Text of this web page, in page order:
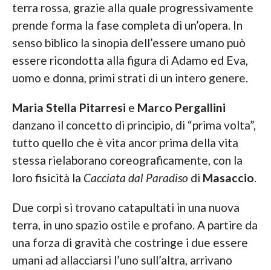
terra rossa, grazie alla quale progressivamente
prende forma la fase completa di un’opera. In
senso biblico la sinopia dell’essere umano può
essere ricondotta alla figura di Adamo ed Eva,
uomo e donna, primi strati di un intero genere.
Maria Stella Pitarresi e Marco Pergallini
danzano il concetto di principio, di “prima volta”,
tutto quello che è vita ancor prima della vita
stessa rielaborano coreograficamente, con la
loro fisicità la Cacciata dal Paradiso di Masaccio.
Due corpi si trovano catapultati in una nuova
terra, in uno spazio ostile e profano. A partire da
una forza di gravità che costringe i due essere
umani ad allacciarsi l’uno sull’altra, arrivano